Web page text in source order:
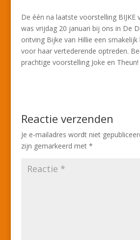
De één na laatste voorstelling BIJKE
was vrijdag 20 januari bij ons in De
ontving Bijke van Hillie een
voor haar vertederende optreden.
prachtige voorstelling Joke en Theun!
Reactie verzenden
Je e-mailadres wordt niet
zijn gemarkeerd met *